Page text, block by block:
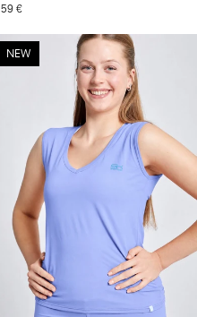
59 €
NEW